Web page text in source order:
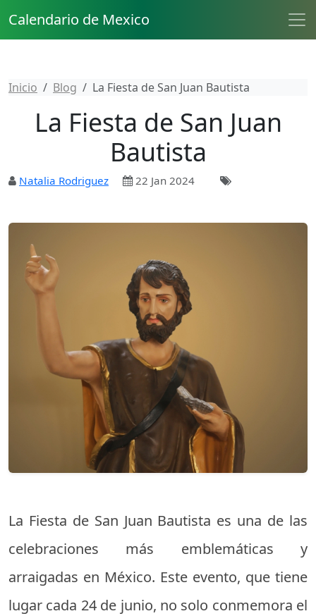
Calendario de Mexico
Inicio Blog La Fiesta de San Juan Bautista
La Fiesta de San Juan
Bautista
Natalia Rodriguez 22 Jan 2024
La Fiesta de San Juan Bautista es una de las
celebraciones más emblemáticas y
arraigadas en México. Este evento, que tiene
lugar cada 24 de junio, no solo conmemora el